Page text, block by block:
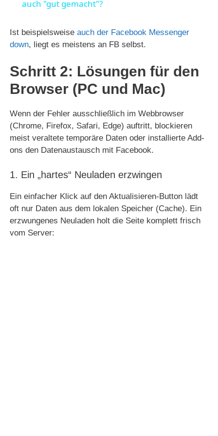
V
i
e
auch "gut gemacht"?
Ist beispielsweise auch der Facebook Messenger
down, liegt es meistens an FB selbst.
Schritt 2: Lösungen für den
Browser (PC und Mac)
Wenn der Fehler ausschließlich im Webbrowser
(Chrome, Firefox, Safari, Edge) auftritt, blockieren
meist veraltete temporäre Daten oder installierte Add-
ons den Datenaustausch mit Facebook.
1. Ein „hartes“ Neuladen erzwingen
Ein einfacher Klick auf den Aktualisieren-Button lädt
oft nur Daten aus dem lokalen Speicher (Cache). Ein
erzwungenes Neuladen holt die Seite komplett frisch
vom Server: